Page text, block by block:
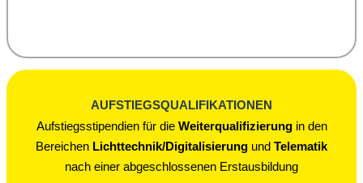
AUFSTIEGSQUALIFIKATIONEN
Aufstiegsstipendien für die Weiterqualifizierungin den
Bereichen Lichttechnik/Digitalisierung und Telematik
nach einer abgeschlossenen Erstausbildung